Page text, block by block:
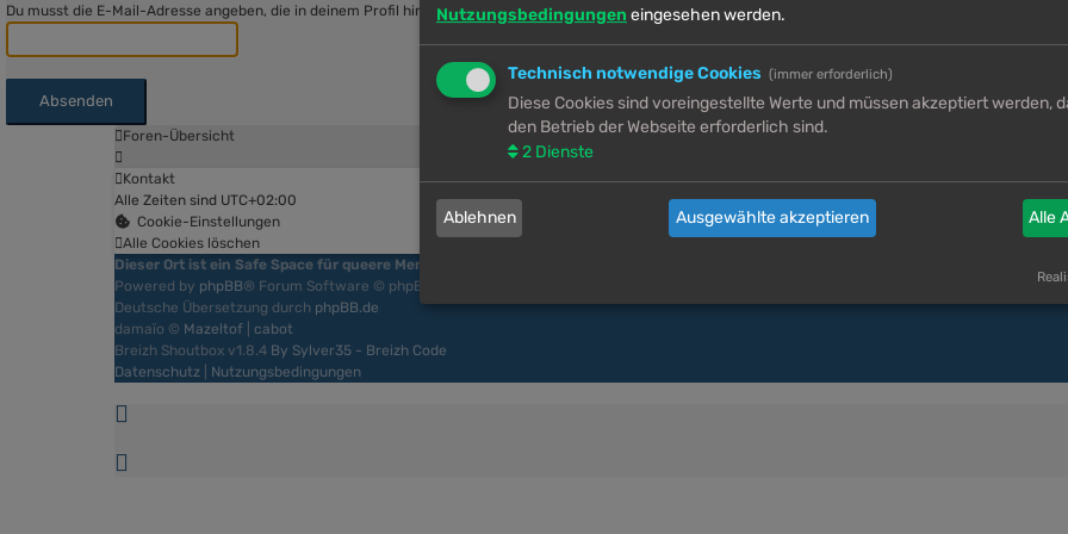
Du musst die E-Mail-Adresse angeben, die in deinem Profil hinterlegt ist. Diese hast du bei der Registrierung angegeben oder nachträglich in deinem
Foren-Übersicht
Kontakt
Alle Zeiten sind UTC+02:00
Cookie-Einstellungen
Alle Cookies löschen
Dieser Ort ist ein Safe Space für queere Menschen jeder Art – einschließlich Menschen, die Trans sind. Für Rassisten, Nazis,
Powered by phpBB® Forum Software © phpBB Limited
Deutsche Übersetzung durch phpBB.de
damaïo © Mazeltof
cabot
Breizh Shoutbox v1.8.4 By Sylver35 - Breizh Code
Datenschutz
Nutzungsbedingungen
Nutzungsbedingungen eingesehen werden.
Technisch notwendige Cookies (immer erforderlich)
Diese Cookies sind voreingestellte Werte und müssen akzeptiert werden,
den Betrieb der Webseite erforderlich sind.
2 Dienste
Ablehnen Ausgewählte akzeptieren Alle